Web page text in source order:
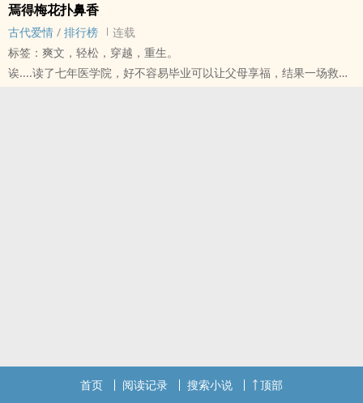
果，但只要不戳破友谊就好对吧。
沈玥曦不想成为他的替代品，却往往因为太爱他，而把自己倾尽所
有。直到她见到了那有着蓝色忧郁的孟向尧，她的眼泪就再也不是为
了他而流。
焉得梅花扑鼻香
古代爱情 / 排行榜
连载
标签：爽文，轻松，穿越，重生。
诶....读了七年医学院，好不容易毕业可以让父母享福，结果一场救援
首页 阅读记录 搜索小说 顶部